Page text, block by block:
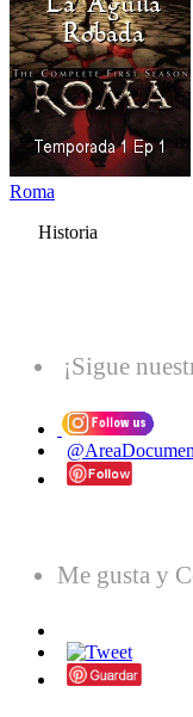
Roma
Historia
¡Sigue
Me gusta y